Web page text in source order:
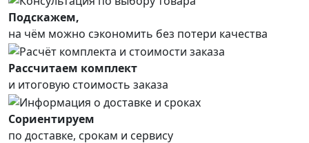
Подскажем,
на чём можно сэкономить без потери качества
Рассчитаем комплект
и итоговую стоимость заказа
Сориентируем
по доставке, срокам и сервису